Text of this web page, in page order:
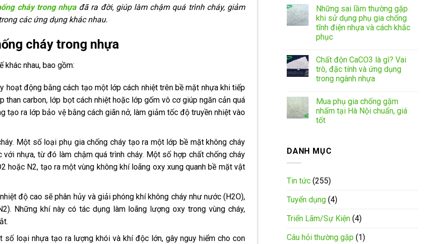
cháy trong nhựađã ra đời, giúp làm chậm quá trình cháy, giảm
các ứng dụng khác nhau.
cháy trong nhựa
khác nhau, bao gồm:
hoạt động bằng cách tạo một lớp cách nhiệt trên bề mặt nhựa khi tiếp
than carbon, lớp bọt cách nhiệt hoặc lớp gốm vô cơ giúp ngăn cản quá
tạo ra lớp bảo vệ bằng cách giãn nở, làm giảm tốc độ truyền nhiệt vào
Một số loại phụ gia chống cháy tạo ra một lớp bề mặt không cháy
nhựa, từ đó làm chậm quá trình cháy. Một số hợp chất chống cháy
hoặc N2, tạo ra một vùng không khí loãng oxy xung quanh bề mặt vật
độ cao sẽ phân hủy và giải phóng khí không cháy như nước (H2O),
Những khí này có tác dụng làm loãng lượng oxy trong vùng cháy,
số loại nhựa tạo ra lượng khói và khí độc lớn, gây nguy hiểm cho con
Những sai lầm thường gặp
khi sử dụng phụ gia chống
tĩnh điện nhựa và cách khắc
phục
Chất độn CaCO3 là gì? Vai
trò, đặc tính và ứng dụng
trong ngành nhựa
Mua phụ gia chống gặm
nhấm tại Hà Nội chuẩn, giá
tốt
DANH MỤC
Tin tức (255)
Tuyển dụng (4)
Triển Lãm/Sự Kiện (4)
Câu hỏi thường gặp (1)